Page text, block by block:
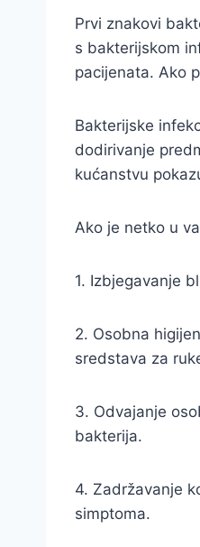
Prvi znakovi
s bakterijskom
pacijenata. Ako
Bakterijske
dodirivanje
kućanstvu
Ako je netko u
1. Izbjegavanje
2. Osobna
sredstava za
3. Odvajanje
bakterija.
4. Zadržavanje
simptoma.